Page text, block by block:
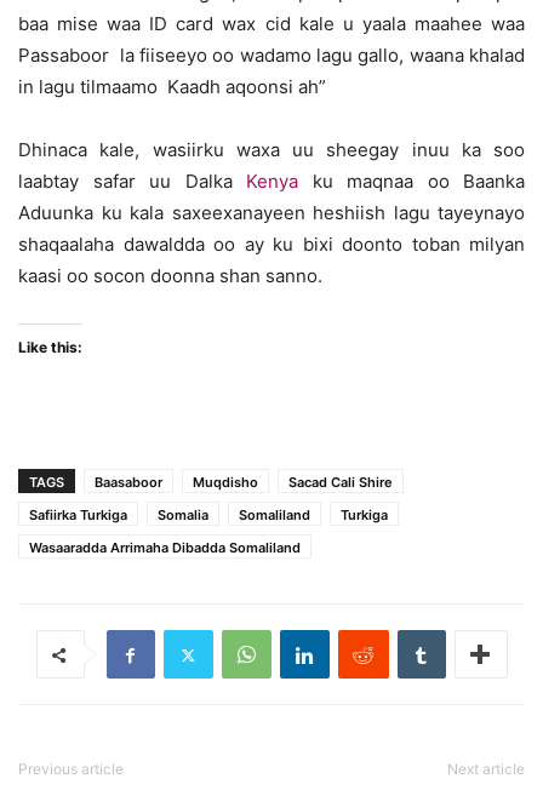
baa mise waa ID card wax cid kale u yaala maahee waa
Passaboor la fiiseeyo oo wadamo lagu gallo, waana khalad
in lagu tilmaamo Kaadh aqoonsi ah”
Dhinaca kale, wasiirku waxa uu sheegay inuu ka soo
laabtay safar uu Dalka Kenya ku maqnaa oo Baanka
Aduunka ku kala saxeexanayeen heshiish lagu tayeynayo
shaqaalaha dawaldda oo ay ku bixi doonto toban milyan
kaasi oo socon doonna shan sanno.
Like this:
TAGS Baasaboor Muqdisho
Sacad Cali Shire
Safiirka Turkiga
Somalia Somaliland
Turkiga
Wasaaradda Arrimaha Dibadda Somaliland
Previous article Next article